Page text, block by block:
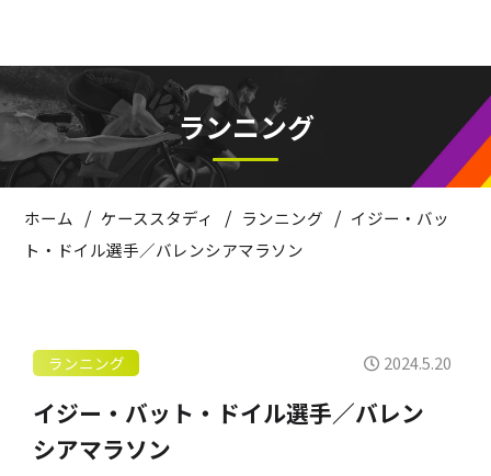
ランニング
ホーム / ケーススタディ / ランニング / イジー・バッ
ト・ドイル選手／バレンシアマラソン
ランニング 2024.5.20
イジー・バット・ドイル選手／バレン
シアマラソン